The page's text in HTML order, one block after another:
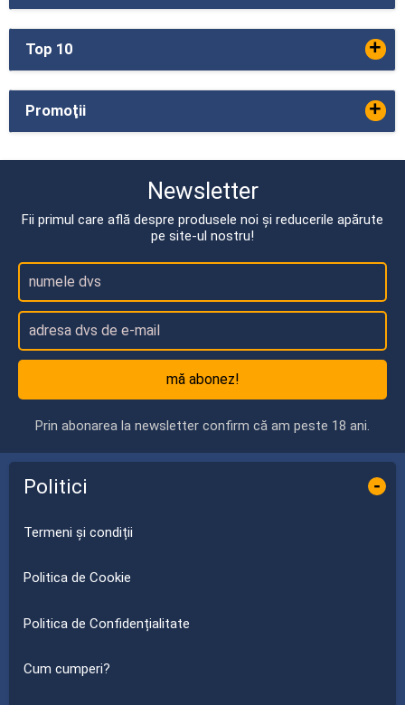
Top 10 +
Promoţii +
Newsletter
Fii primul care află despre produsele noi și reducerile apărute
pe site-ul nostru!
mă abonez!
Prin abonarea la newsletter confirm că am peste 18 ani.
Politici -
Termeni și condiții
Politica de Cookie
Politica de Confidențialitate
Cum cumperi?